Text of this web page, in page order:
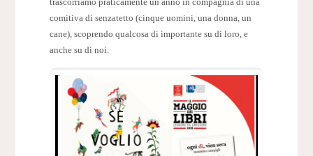
trascorriamo praticamente un anno in compagnia di una
comitiva di senzatetto (cinque uomini, una donna, un
cane), scoprendo qualcosa di importante su di loro, e
anche su di noi.